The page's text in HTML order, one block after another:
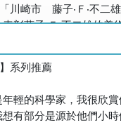
實踐，建構科學家精
川崎市 藤子‧Ｆ‧不二
彰藤子‧Ｆ‧不二雄的美
系列推薦
輕的科學家，我很欣
有部分是源於他們小